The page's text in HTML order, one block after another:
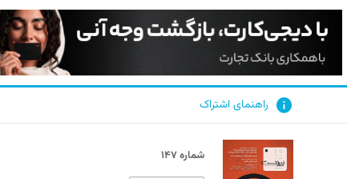
راهنمای اشتراک
شماره ۱۴۷